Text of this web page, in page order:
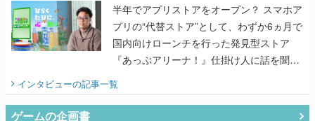
半年でアプリストアをオープン？ スマホア
プリの“代替ストア”として、わずか6ヵ月で
国内向けローンチを行った発見型ストア
『あっぷアリーナ！』仕掛け人に話を聞い
インタビューの記事一覧
ゲームの企画書